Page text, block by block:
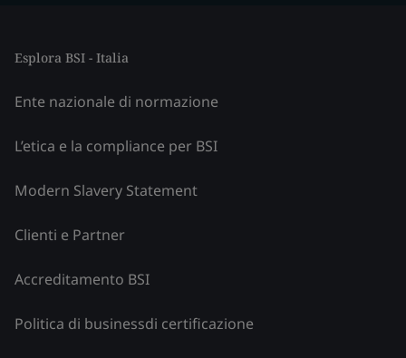
Esplora BSI - Italia
Ente nazionale di normazione
L’etica e la compliance per BSI
Modern Slavery Statement
Clienti e Partner
Accreditamento BSI
Politica di businessdi certificazione